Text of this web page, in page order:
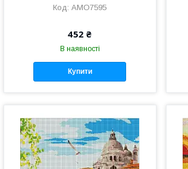
AMO7595
452 ₴
В наявності
Купити